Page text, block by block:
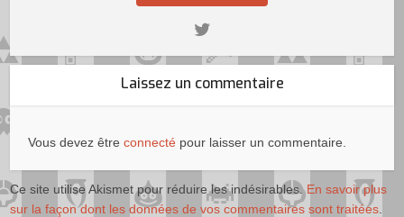
Laissez un commentaire
Vous devez êtreconnecté pour laisser un commentaire.
Ce site utilise Akismet pour réduire les indésirables.En savoir plus
sur la façon dont les données de vos commentaires sont traitées